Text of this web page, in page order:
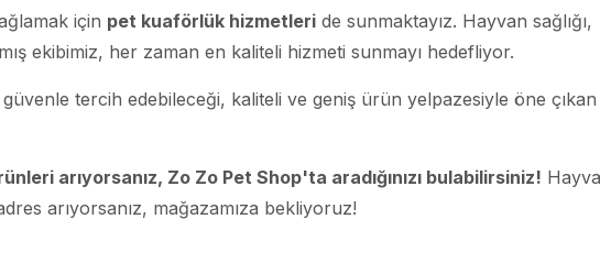
için pet kuaförlük hizmetleri de sunmaktayız. Hayvan sağlığı,
ekibimiz, her zaman en kaliteli hizmeti sunmayı hedefliyor.
tercih edebileceği, kaliteli ve geniş ürün yelpazesiyle öne
arıyorsanız, Zo Zo Pet Shop'ta aradığınızı bulabilirsiniz!
arıyorsanız, mağazamıza bekliyoruz!